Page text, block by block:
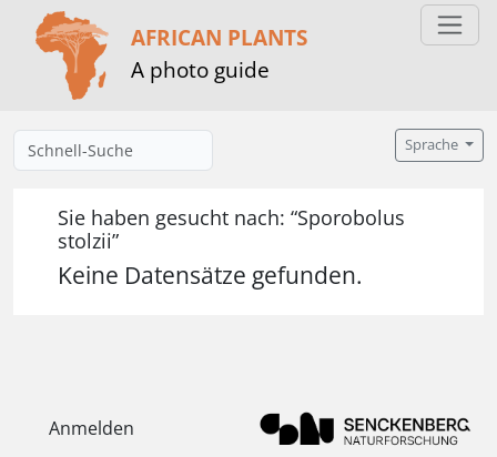
AFRICAN PLANTS
A photo guide
Sprache
Sie haben gesucht nach: “Sporobolus
stolzii”
Keine Datensätze gefunden.
Anmelden